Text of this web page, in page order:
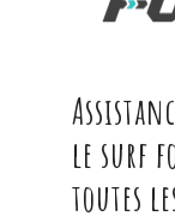
le surf
toutes